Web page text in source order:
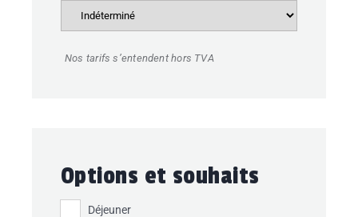
Nos tarifs s’entendent hors TVA
Options et souhaits
Déjeuner